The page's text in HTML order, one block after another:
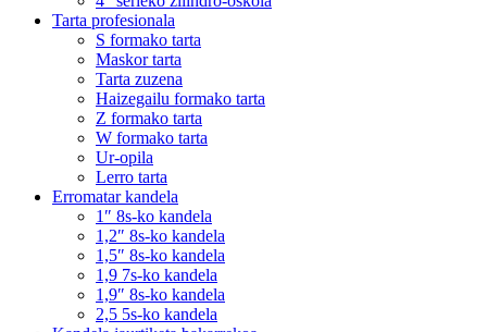
Tarta profesionala
S formako tarta
Maskor tarta
Tarta zuzena
Haizegailu formako tarta
Z formako tarta
W formako tarta
Ur-opila
Lerro tarta
Erromatar kandela
1″ 8s-ko kandela
1,2″ 8s-ko kandela
1,5″ 8s-ko kandela
1,9 7s-ko kandela
1,9″ 8s-ko kandela
2,5 5s-ko kandela